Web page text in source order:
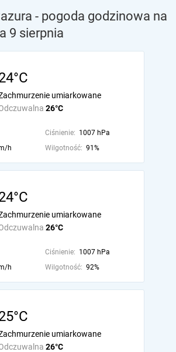
- pogoda godzinowa na
9 sierpnia
26°C
umiarkowane
Ciśnienie: 1007 hPa
h Wilgotność: 91%
26°C
umiarkowane
Ciśnienie: 1007 hPa
h Wilgotność: 92%
26°C
umiarkowane